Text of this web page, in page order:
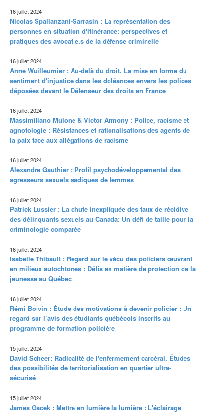
16 juillet 2024
Nicolas Spallanzani-Sarrasin : La représentation des
personnes en situation d'itinérance: perspectives et
pratiques des avocat.e.s de la défense criminelle
16 juillet 2024
Anne Wuilleumier : Au-delà du droit. La mise en forme du
sentiment d'injustice dans les doléances envers les polices
déposées devant le Défenseur des droits en France
16 juillet 2024
Massimiliano Mulone & Victor Armony : Police, racisme et
agnotologie : Résistances et rationalisations des agents de
la paix face aux allégations de racisme
16 juillet 2024
Alexandre Gauthier : Profil psychodéveloppemental des
agresseurs sexuels sadiques de femmes
16 juillet 2024
Patrick Lussier : La chute inexpliquée des taux de récidive
des délinquants sexuels au Canada: Un défi de taille pour la
criminologie comparée
16 juillet 2024
Isabelle Thibault : Regard sur le vécu des policiers œuvrant
en milieux autochtones : Défis en matière de protection de la
jeunesse au Québec
16 juillet 2024
Rémi Boivin : Étude des motivations à devenir policier : Un
regard sur l’avis des étudiants québécois inscrits au
programme de formation policière
15 juillet 2024
David Scheer: Radicalité de l'enfermement carcéral. Études
des possibilités de territorialisation en quartier ultra-
sécurisé
15 juillet 2024
James Gacek : Mettre en lumière la lumière : L'éclairage